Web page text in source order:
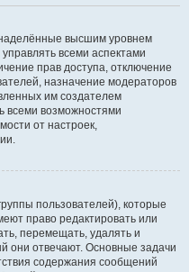
высшим уровнем
всеми аспектами
прав доступа, отключение
назначение модераторов
им создателем
всеми возможностями
от настроек,
пользователей), которые
право редактировать или
перемещать, удалять и
они отвечают. Основные задачи
содержания сообщений